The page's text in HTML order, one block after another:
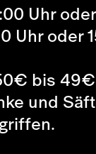
Uhr
Uhr oder
bis 49€
und